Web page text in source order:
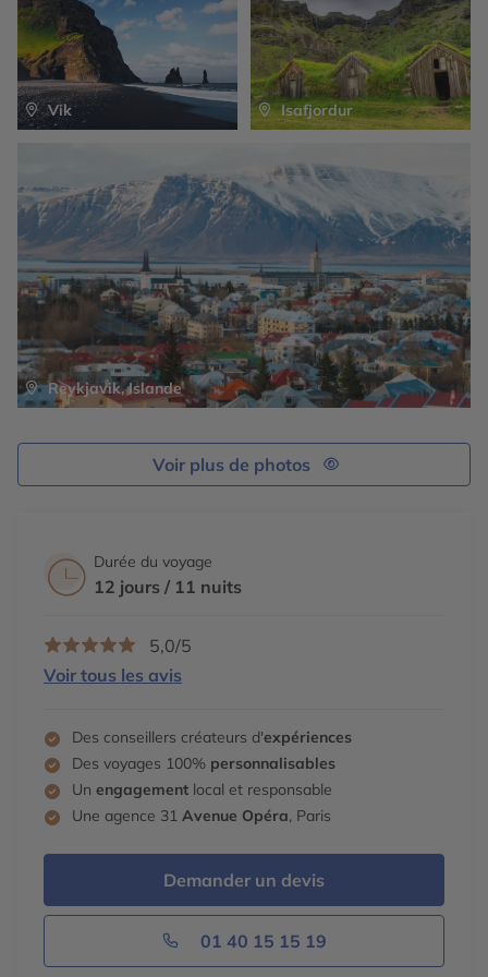
Reykjavik, Islande
Vik Isafjordur
Voir plus de photos
Durée du voyage
12 jours / 11 nuits
5,0/5
Voir tous les avis
Des conseillers créateurs d'expériences
Des voyages 100% personnalisables
Un engagement local et responsable
Une agence 31 Avenue Opéra, Paris
Demander un devis
01 40 15 15 19